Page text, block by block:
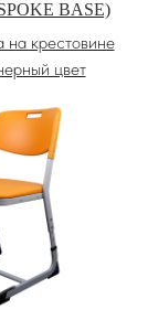
BASE)
на крестовине
цвет